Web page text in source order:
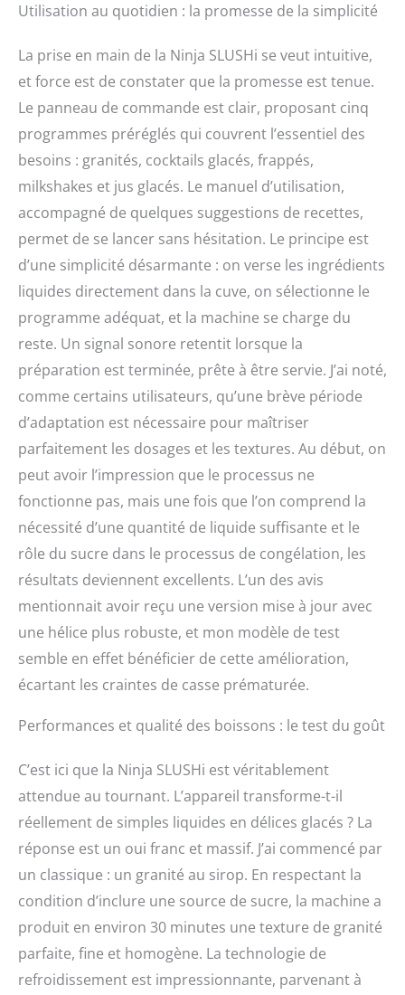
maximum de 12
INCLUT : base (système
WhisperChill), récipient
(1,9 L max.), 5
préréglages, réglage
temp., vis sans fin,
collecteur de
condensation, plateau
égouttage, recettes. DIM.
: L : 41,35 cm x H : 42,98
cm x l : 16,56 cm. Poids :
11 kg. Coul : bleu et gris
Utilisation au quotidien : la promesse de la simplicité
La prise en main de la Ninja SLUSHi se veut intuitive,
et force est de constater que la promesse est tenue.
Le panneau de commande est clair, proposant cinq
programmes préréglés qui couvrent l’essentiel des
besoins : granités, cocktails glacés, frappés,
milkshakes et jus glacés. Le manuel d’utilisation,
accompagné de quelques suggestions de recettes,
permet de se lancer sans hésitation. Le principe est
d’une simplicité désarmante : on verse les ingrédients
liquides directement dans la cuve, on sélectionne le
programme adéquat, et la machine se charge du
reste. Un signal sonore retentit lorsque la
préparation est terminée, prête à être servie. J’ai noté,
comme certains utilisateurs, qu’une brève période
d’adaptation est nécessaire pour maîtriser
parfaitement les dosages et les textures. Au début, on
peut avoir l’impression que le processus ne
fonctionne pas, mais une fois que l’on comprend la
nécessité d’une quantité de liquide suffisante et le
rôle du sucre dans le processus de congélation, les
résultats deviennent excellents. L’un des avis
mentionnait avoir reçu une version mise à jour avec
une hélice plus robuste, et mon modèle de test
semble en effet bénéficier de cette amélioration,
écartant les craintes de casse prématurée.
Performances et qualité des boissons : le test du goût
C’est ici que la Ninja SLUSHi est véritablement
attendue au tournant. L’appareil transforme-t-il
réellement de simples liquides en délices glacés ? La
réponse est un oui franc et massif. J’ai commencé par
un classique : un granité au sirop. En respectant la
condition d’inclure une source de sucre, la machine a
produit en environ 30 minutes une texture de granité
parfaite, fine et homogène. La technologie de
refroidissement est impressionnante, parvenant à